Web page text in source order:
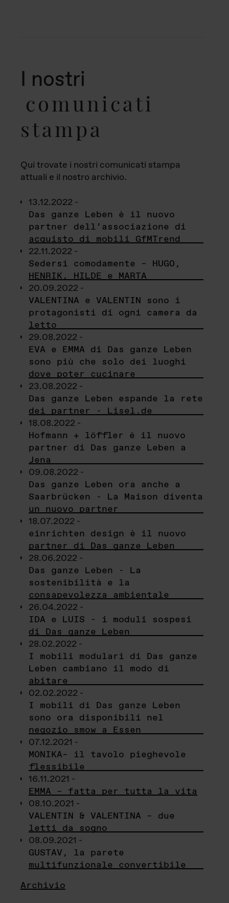
I nostri
comunicati
stampa
Qui trovate i nostri comunicati stampa
attuali e il nostro archivio.
13.12.2022 -
Das ganze Leben è il nuovo
partner dell’associazione di
acquisto di mobili GfMTrend
22.11.2022 -
Sedersi comodamente – HUGO,
HENRIK, HILDE e MARTA
20.09.2022 -
VALENTINA e VALENTIN sono i
protagonisti di ogni camera da
letto
29.08.2022 -
EVA e EMMA di Das ganze Leben
sono più che solo dei luoghi
dove poter cucinare
23.08.2022 -
Das ganze Leben espande la rete
dei partner - Lisel.de
18.08.2022 -
Hofmann + löffler è il nuovo
partner di Das ganze Leben a
Jena
09.08.2022 -
Das ganze Leben ora anche a
Saarbrücken - La Maison diventa
un nuovo partner
18.07.2022 -
einrichten design è il nuovo
partner di Das ganze Leben
28.06.2022 -
Das ganze Leben - La
sostenibilità e la
consapevolezza ambientale
26.04.2022 -
IDA e LUIS - i moduli sospesi
di Das ganze Leben
28.02.2022 -
I mobili modulari di Das ganze
Leben cambiano il modo di
abitare
02.02.2022 -
I mobili di Das ganze Leben
sono ora disponibili nel
negozio smow a Essen
07.12.2021 -
MONIKA– il tavolo pieghevole
flessibile
16.11.2021 -
EMMA – fatta per tutta la vita
08.10.2021 -
VALENTIN & VALENTINA – due
letti da sogno
08.09.2021 -
GUSTAV, la parete
multifunzionale convertibile
Archivio